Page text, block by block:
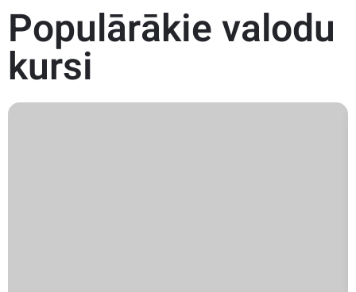
Populārākie valodu
kursi